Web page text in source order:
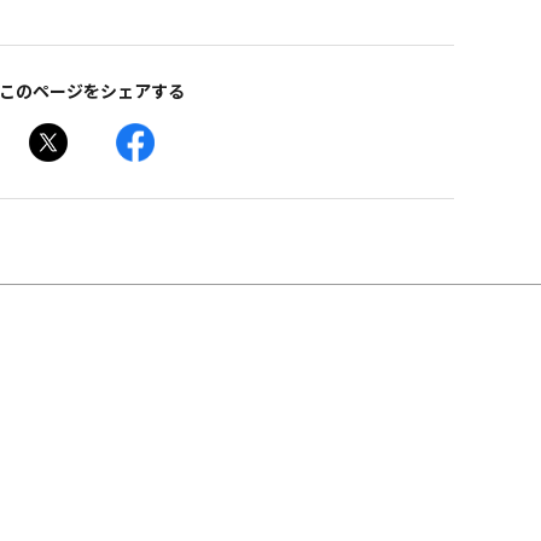
このページをシェアする